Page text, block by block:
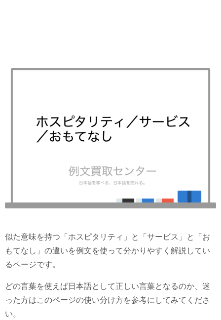
似た意味を持つ「ホスピタリティ」と「サービス」と「お
もてなし」の違いを例文を使って分かりやすく解説してい
るページです。
どの言葉を使えば日本語として正しい言葉となるのか、迷
った方はこのページの使い分け方を参考にしてみてくださ
い。